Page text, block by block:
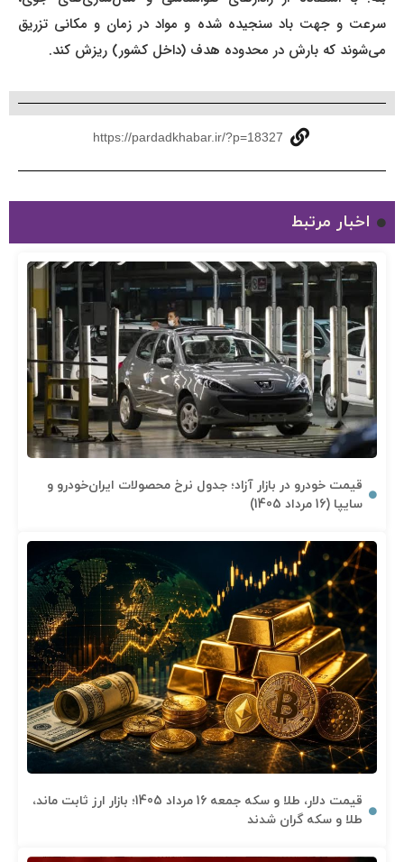
سرعت و جهت باد سنجیده شده و مواد در زمان و مکانی تزریق
می‌شوند که بارش در محدوده هدف (داخل کشور) ریزش کند.
https://pardadkhabar.ir/?p=18327
اخبار مرتبط
قیمت خودرو در بازار آزاد؛ جدول نرخ محصولات ایران‌خودرو و
سایپا (16 مرداد 1405)
قیمت دلار، طلا و سکه جمعه 16 مرداد 1405؛ بازار ارز ثابت ماند،
طلا و سکه گران شدند